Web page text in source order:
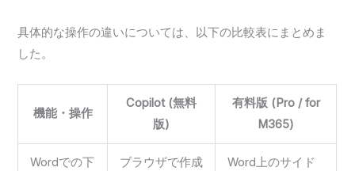
具体的な操作の違いについては、以下の比較表にまとめま
した。
機能・操作
Copilot (無料
版)
有料版 (Pro / for
M365)
Wordでの下
ブラウザで作成
Word上のサイド